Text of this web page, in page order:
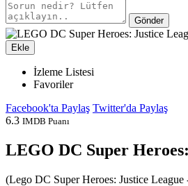
Gönder
Ekle
İzleme Listesi
Favoriler
Facebook'ta Paylaş Twitter'da Paylaş
6.3 IMDB Puanı
LEGO DC Super
(Lego DC Super Heroes: Justice